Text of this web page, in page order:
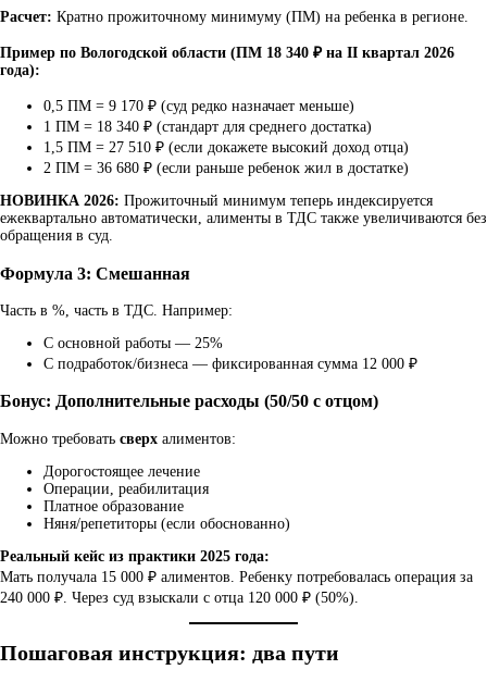
Расчет: Кратно прожиточному минимуму (ПМ) на ребенка в регионе.
Пример по Вологодской области (ПМ 18 340 ₽ на II квартал 2026
года):
0,5 ПМ = 9 170 ₽ (суд редко назначает меньше)
1 ПМ = 18 340 ₽ (стандарт для среднего достатка)
1,5 ПМ = 27 510 ₽ (если докажете высокий доход отца)
2 ПМ = 36 680 ₽ (если раньше ребенок жил в достатке)
НОВИНКА 2026: Прожиточный минимум теперь индексируется
ежеквартально автоматически, алименты в ТДС также увеличиваются без
обращения в суд.
Формула 3: Смешанная
Часть в %, часть в ТДС. Например:
С основной работы — 25%
С подработок/бизнеса — фиксированная сумма 12 000 ₽
Бонус: Дополнительные расходы (50/50 с отцом)
Можно требовать сверх алиментов:
Дорогостоящее лечение
Операции, реабилитация
Платное образование
Няня/репетиторы (если обоснованно)
Реальный кейс из практики 2025 года:
Мать получала 15 000 ₽ алиментов. Ребенку потребовалась операция за
240 000 ₽. Через суд взыскали с отца 120 000 ₽ (50%).
Пошаговая инструкция: два пути